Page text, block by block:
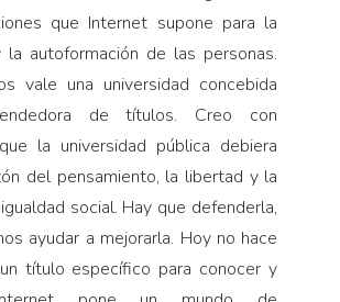
que Internet supone para la
la autoformación de las personas.
vale una universidad concebida
de títulos. Creo con
la universidad pública debiera
del pensamiento, la libertad y la
social. Hay que defenderla,
ayudar a mejorarla. Hoy no hace
título específico para conocer y